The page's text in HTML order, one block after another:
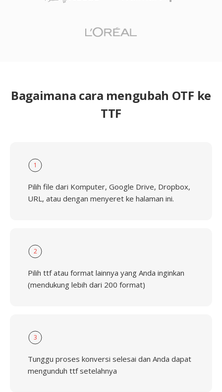
Bagaimana cara mengubah OTF ke
TTF
1
Pilih file dari Komputer, Google Drive, Dropbox,
URL, atau dengan menyeret ke halaman ini.
2
Pilih ttf atau format lainnya yang Anda inginkan
(mendukung lebih dari 200 format)
3
Tunggu proses konversi selesai dan Anda dapat
mengunduh ttf setelahnya